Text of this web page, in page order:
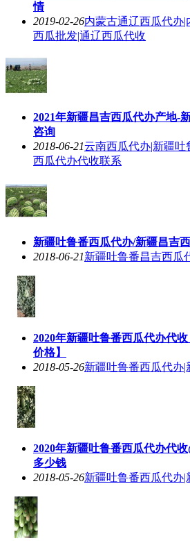
情
2019-02-26内蒙古通辽西瓜代办|
西瓜批发|通辽西瓜代收
2021年新疆昌吉西瓜代办产地-
咨询
2018-06-21云南西瓜代办|新疆
西瓜代办代收联系
新疆吐鲁番西瓜代办/新疆昌吉
2018-06-21新疆吐鲁番昌吉西瓜
2020年新疆吐鲁番西瓜代办代
价格】
2018-05-26新疆吐鲁番西瓜代办|
2020年新疆吐鲁番西瓜代办代
多少钱
2018-05-26新疆吐鲁番西瓜代办